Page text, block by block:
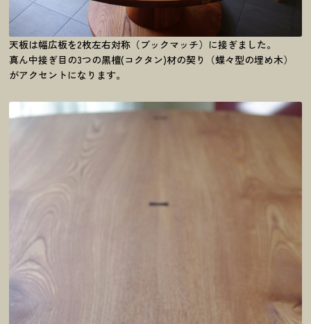
天板は幅広板を2枚左右対称（ブックマッチ）に接ぎました。
真ん中接ぎ目の3つの黒檀(コクタン)材の契り（蝶々型の埋め木）
がアクセントになります。